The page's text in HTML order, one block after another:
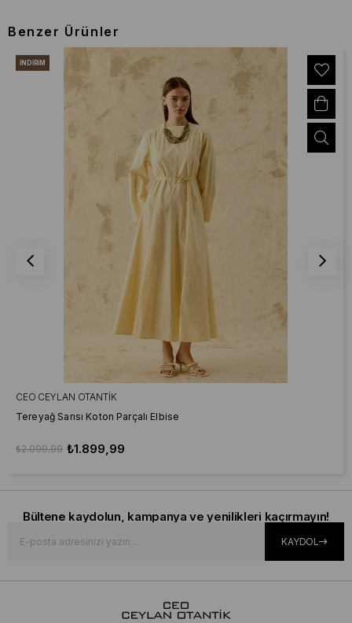
Benzer Ürünler
CEO CEYLAN OTANTIK
Tereyağ Sarısı Koton Parçalı Elbise
₺1.899,99
₺2.099,99
İNDIRIM
Bültene kaydolun, kampanya ve yenilikleri kaçırmayın!
KAYDOL